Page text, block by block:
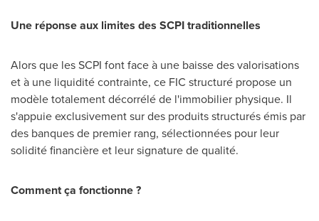
Une réponse aux limites des SCPI traditionnelles
Alors que les SCPI font face à une baisse des valorisations
et à une liquidité contrainte, ce FIC structuré propose un
modèle totalement décorrélé de l'immobilier physique. Il
s'appuie exclusivement sur des produits structurés émis par
des banques de premier rang, sélectionnées pour leur
solidité financière et leur signature de qualité.
Comment ça fonctionne ?